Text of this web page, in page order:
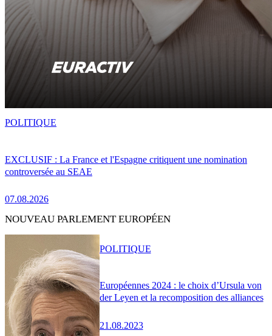
EXCLUSIF : La France et l'Espagne critiquent une nomination
controversée au SEAE
07.08.2026
POLITIQUE
NOUVEAU PARLEMENT EUROPÉEN
Européennes 2024 : le choix d’Ursula von
der Leyen et la recomposition des alliances
21.08.2023
POLITIQUE